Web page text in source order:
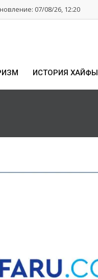
07/08/26, 12:20
ИСТОРИЯ ХАЙФЫ